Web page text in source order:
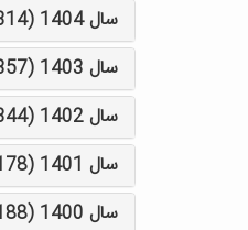
سال 1404 (314)
سال 1403 (357)
سال 1402 (344)
سال 1401 (178)
سال 1400 (188)